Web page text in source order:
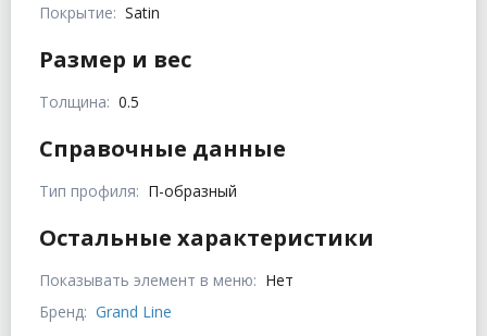
Покрытие: Satin
Размер и вес
Толщина: 0.5
Справочные данные
Тип профиля: П-образный
Остальные характеристики
Показывать элемент в меню: Нет
Бренд: Grand Line